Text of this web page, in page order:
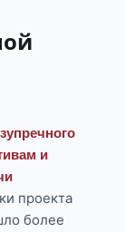
и
проекта
более